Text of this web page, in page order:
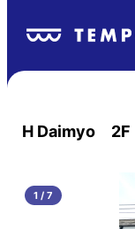
H Daimyo 2F
1 / 7